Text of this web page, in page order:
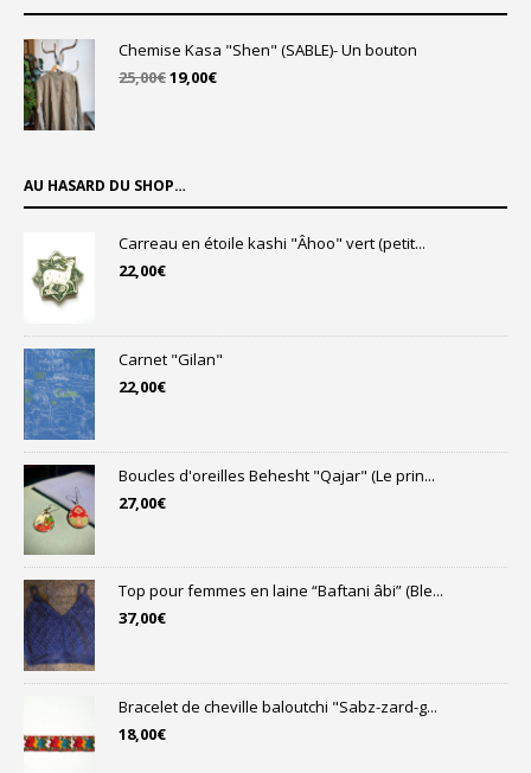
Chemise Kasa "Shen" (SABLE)- Un bouton
25,00€Le
19,00€Le
AU HASARD DU SHOP…
Carreau en étoile kashi "Âhoo" vert (petit...
22,00€
Carnet "Gilan"
22,00€
Boucles d'oreilles Behesht "Qajar" (Le prin...
27,00€
Top pour femmes en laine “Baftani âbi” (Ble...
37,00€
Bracelet de cheville baloutchi "Sabz-zard-g...
18,00€